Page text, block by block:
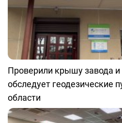
Проверили крышу завода
обследует геодезические
области